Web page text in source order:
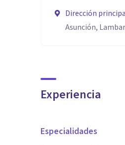
Dirección
Asunción,
Experiencia
Especialidades